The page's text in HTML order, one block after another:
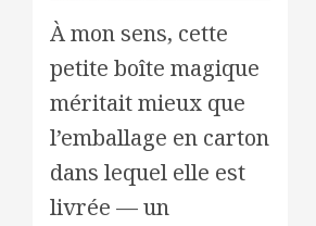
À mon sens, cette
petite boîte magique
méritait mieux que
l’emballage en carton
dans lequel elle est
livrée — un